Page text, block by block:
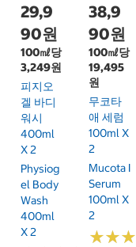
29,9
90원
100㎖당
3,249원
피지오
겔 바디
워시
400ml
X 2
Physiog
El Body
Wash
400ml
X 2
38,9
90원
100㎖당
19,495
원
무코타
애 세럼
100ml X
2
Mucota I
Serum
100ml X
2
★★★
★★★